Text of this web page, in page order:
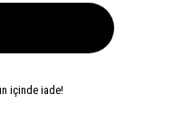
içinde iade!